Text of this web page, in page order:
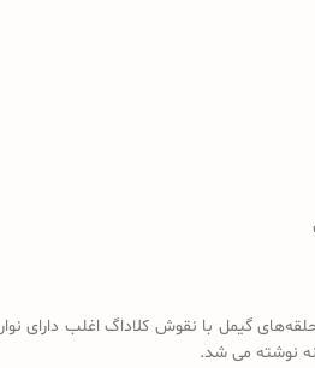
حلقه‌های گیمل با نقوش کلاداگ اغلب